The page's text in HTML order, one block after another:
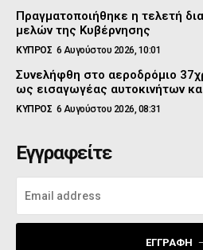
Πραγματοποιήθηκε η τελετή
μελών της Κυβέρνησης
ΚΥΠΡΟΣ 6 Αυγούστου 2026, 10:01
Συνελήφθη στο αεροδρόμιο
ως εισαγωγέας αυτοκινήτων
ΚΥΠΡΟΣ 6 Αυγούστου 2026, 08:31
Εγγραφείτε
ΕΓΓΡΑΦΉ